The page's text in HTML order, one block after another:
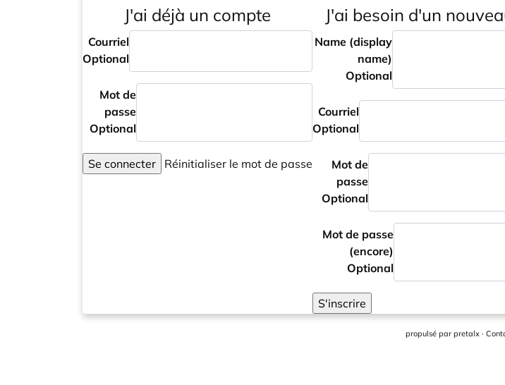
J'ai déjà un compte
Courriel
Optional
Mot de
passe
Optional
Se connecter Réinitialiser le mot de passe
J'ai besoin d'un
Name (display
name)
Optional
Courriel
Optional
Mot de
passe
Optional
Mot de passe
(encore)
Optional
S'inscrire
propulsé par pretalx ·